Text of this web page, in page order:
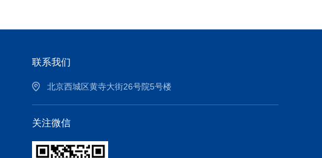
联系我们
北京西城区黄寺大街26号院5号楼
关注微信